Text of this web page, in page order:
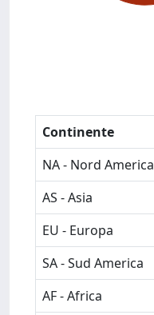
Continente
NA - Nord America
AS - Asia
EU - Europa
SA - Sud America
AF - Africa